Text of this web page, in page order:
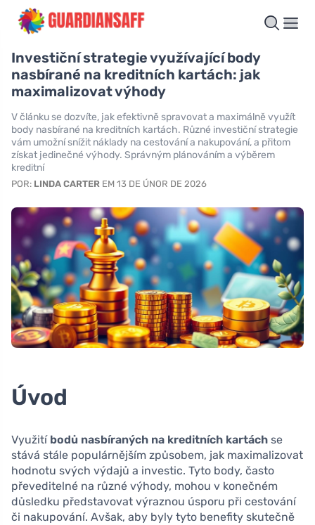
Investiční strategie využívající body
nasbírané na kreditních kartách: jak
maximalizovat výhody
V článku se dozvíte, jak efektivně spravovat a maximálně využít
body nasbírané na kreditních kartách. Různé investiční strategie
vám umožní snížit náklady na cestování a nakupování, a přitom
získat jedinečné výhody. Správným plánováním a výběrem
kreditní
POR: LINDA CARTER EM 13 DE ÚNOR DE 2026
Úvod
Využití bodů nasbíraných na kreditních kartách se
stává stále populárnějším způsobem, jak maximalizovat
hodnotu svých výdajů a investic. Tyto body, často
převeditelné na různé výhody, mohou v konečném
důsledku představovat výraznou úsporu při cestování
či nakupování. Avšak, aby byly tyto benefity skutečně